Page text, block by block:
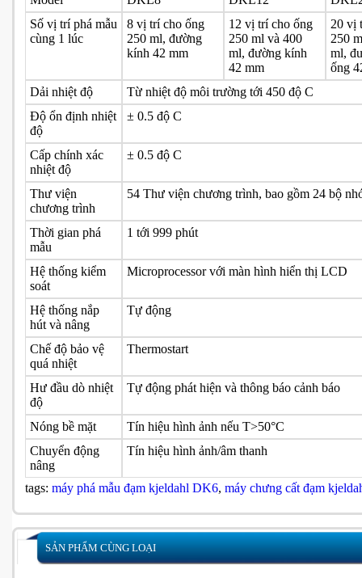
Số vị trí phá mẫu
cùng 1 lúc
8 vị trí cho ống
250 ml, đường
kính 42 mm
12 vị trí cho ống
250 ml và 400
ml, đường kính
42 mm
20 vị
250
ml,
ống
Dải nhiệt độ
Từ nhiệt độ môi trường tới 450 độ C
Độ ổn định nhiệt
độ
± 0.5 độ C
Cấp chính xác
nhiệt độ
± 0.5 độ C
Thư viện
chương trình
54 Thư viện chương trình, bao gồm 24 bộ
Thời gian phá
mẫu
1 tới 999 phút
Hệ thống kiểm
soát
Microprocessor với màn hình hiển thị LCD
Hệ thống nắp
hút và nâng
Tự động
Chế độ bảo vệ
quá nhiệt
Thermostart
Hư đầu dò nhiệt
độ
Tự động phát hiện và thông báo cảnh báo
Nóng bề mặt
Tín hiệu hình ảnh nếu T>50°C
Chuyển động
nâng
Tín hiệu hình ảnh/âm thanh
tags: máy phá mẫu đạm kjeldahl DK6, máy chưng cất đạm
SẢN PHẨM CÙNG LOẠI